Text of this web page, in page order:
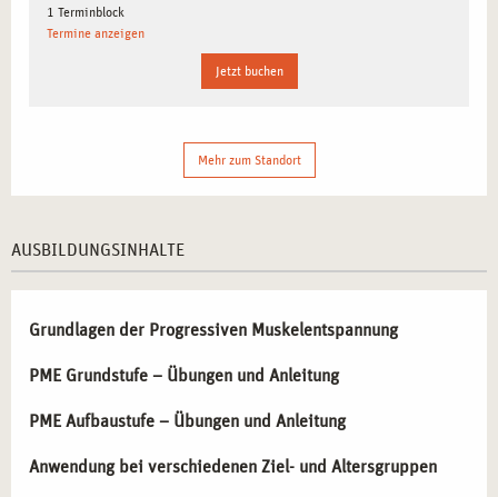
WARUM PME-KURSLEITER*INNEN IN
STUTTGART BESONDERS GEFRAGT SIND
steigenden Bewusstsein für mentale Gesundheit.
Unternehmen und öffentliche Einrichtungen erkennen
Entspannungskurse professionell anbieten können. Diese
zu etablieren.
INHALTE DER AUSBILDUNG ZUR KURSLEITUNG
PROGRESSIVE MUSKELENTSPANNUNG IN
STUTTGART
1 Terminblock
Termine anzeigen
Jetzt buchen
Mehr zum Standort
AUSBILDUNGSINHALTE
Grundlagen der Progressiven Muskelentspannung
PME Grundstufe – Übungen und Anleitung
PME Aufbaustufe – Übungen und Anleitung
Anwendung bei verschiedenen Ziel- und Altersgruppen